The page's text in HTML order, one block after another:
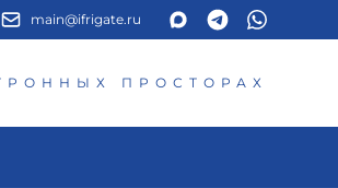
main@ifrigate.ru
ПРОСТОРАХ